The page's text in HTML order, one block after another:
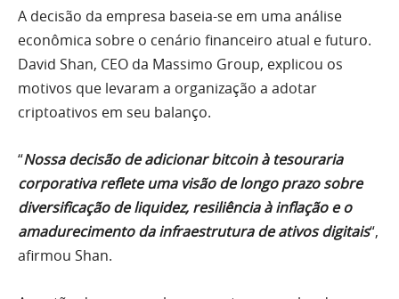
A decisão da empresa baseia-se em uma análise
econômica sobre o cenário financeiro atual e futuro.
David Shan, CEO da Massimo Group, explicou os
motivos que levaram a organização a adotar
criptoativos em seu balanço.
“Nossa decisão de adicionar bitcoin à tesouraria
corporativa reflete uma visão de longo prazo sobre
diversificação de liquidez, resiliência à inflação e o
amadurecimento da infraestrutura de ativos digitais“,
afirmou Shan.